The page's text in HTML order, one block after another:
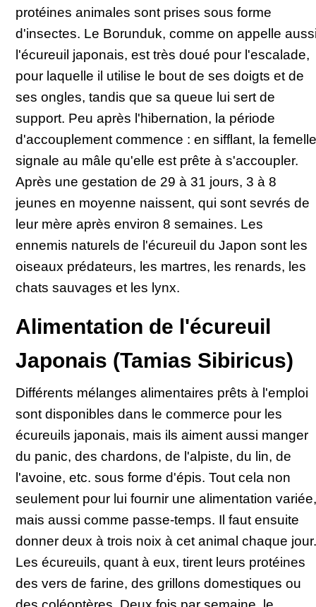
protéines animales sont prises sous forme
d'insectes. Le Borunduk, comme on appelle
l'écureuil japonais, est très doué pour l'escalade,
pour laquelle il utilise le bout de ses doigts et de
ses ongles, tandis que sa queue lui sert de
support. Peu après l'hibernation, la période
d'accouplement commence : en sifflant, la femelle
signale au mâle qu'elle est prête à s'accoupler.
Après une gestation de 29 à 31 jours, 3 à 8
jeunes en moyenne naissent, qui sont sevrés de
leur mère après environ 8 semaines. Les
ennemis naturels de l'écureuil du Japon sont les
oiseaux prédateurs, les martres, les renards, les
chats sauvages et les lynx.
Alimentation de l'écureuil
Japonais (Tamias Sibiricus)
Différents mélanges alimentaires prêts à l'emploi
sont disponibles dans le commerce pour les
écureuils japonais, mais ils aiment aussi manger
du panic, des chardons, de l'alpiste, du lin, de
l'avoine, etc. sous forme d'épis. Tout cela non
seulement pour lui fournir une alimentation variée,
mais aussi comme passe-temps. Il faut ensuite
donner deux à trois noix à cet animal chaque jour.
Les écureuils, quant à eux, tirent leurs protéines
des vers de farine, des grillons domestiques ou